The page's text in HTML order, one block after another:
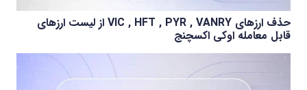
حذف ارزهای VIC , HFT , PYR , VANRY از لیست ارزهای
قابل معامله اوکی اکسچنج